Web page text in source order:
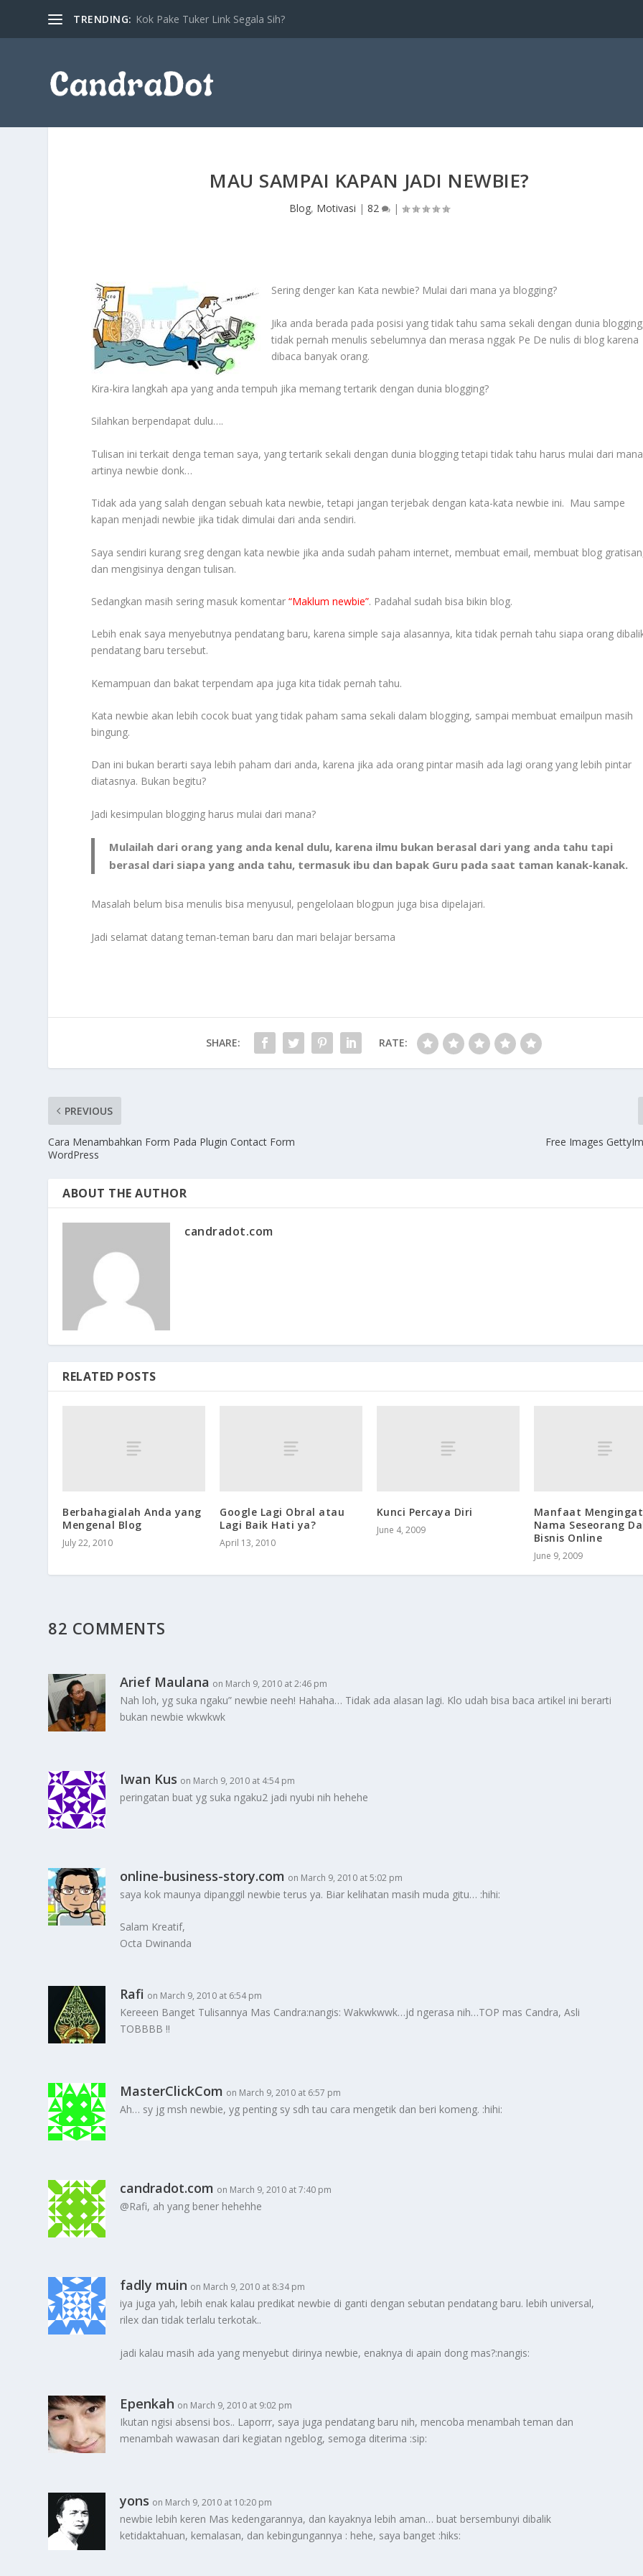
TRENDING: Kok Pake Tuker Link Segala Sih?
MAU SAMPAI KAPAN JADI NEWBIE?
Blog, Motivasi |82 |
Sering denger kan Kata newbie? Mulai dari mana ya blogging?
Jika anda berada pada posisi yang tidak tahu sama sekali dengan dunia
tidak pernah menulis sebelumnya dan merasa nggak Pe De nulis di blog karena
dibaca banyak orang.
Kira-kira langkah apa yang anda tempuh jika memang tertarik dengan dunia blogging?
Silahkan berpendapat dulu….
Tulisan ini terkait denga teman saya, yang tertarik sekali dengan dunia blogging tetapi tidak tahu harus mulai dari
artinya newbie donk…
Tidak ada yang salah dengan sebuah kata newbie, tetapi jangan terjebak dengan kata-kata newbie ini. Mau sampe
kapan menjadi newbie jika tidak dimulai dari anda sendiri.
Saya sendiri kurang sreg dengan kata newbie jika anda sudah paham internet, membuat email, membuat blog
dan mengisinya dengan tulisan.
Sedangkan masih sering masuk komentar“Maklum newbie”. Padahal sudah bisa bikin blog.
Lebih enak saya menyebutnya pendatang baru, karena simple saja alasannya, kita tidak pernah tahu siapa orang
pendatang baru tersebut.
Kemampuan dan bakat terpendam apa juga kita tidak pernah tahu.
Kata newbie akan lebih cocok buat yang tidak paham sama sekali dalam blogging, sampai membuat emailpun masih
bingung.
Dan ini bukan berarti saya lebih paham dari anda, karena jika ada orang pintar masih ada lagi orang yang lebih pintar
diatasnya. Bukan begitu?
Jadi kesimpulan blogging harus mulai dari mana?
Mulailah dari orang yang anda kenal dulu, karena ilmu bukan berasal dari yang anda tahu tapi
berasal dari siapa yang anda tahu, termasuk ibu dan bapak Guru pada saat taman kanak-kanak.
Masalah belum bisa menulis bisa menyusul, pengelolaan blogpun juga bisa dipelajari.
Jadi selamat datang teman-teman baru dan mari belajar bersama
SHARE: RATE:
PREVIOUS
Cara Menambahkan Form Pada Plugin Contact Form
WordPress
Free Images
ABOUT THE AUTHOR
candradot.com
RELATED POSTS
Berbahagialah Anda yang
Mengenal Blog
July 22, 2010
Google Lagi Obral atau
Lagi Baik Hati ya?
April 13, 2010
Kunci Percaya Diri
June 4, 2009
Manfaat Mengingat
Nama Seseorang
Bisnis Online
June 9, 2009
82 COMMENTS
Arief Maulana on March 9, 2010 at 2:46 pm
Nah loh, yg suka ngaku” newbie neeh! Hahaha… Tidak ada alasan lagi. Klo udah bisa baca artikel ini berarti
bukan newbie wkwkwk
Iwan Kus on March 9, 2010 at 4:54 pm
peringatan buat yg suka ngaku2 jadi nyubi nih hehehe
online-business-story.com on March 9, 2010 at 5:02 pm
saya kok maunya dipanggil newbie terus ya. Biar kelihatan masih muda gitu… :hihi:
Salam Kreatif,
Octa Dwinanda
Rafi on March 9, 2010 at 6:54 pm
Kereeen Banget Tulisannya Mas Candra:nangis: Wakwkwwk…jd ngerasa nih…TOP mas Candra, Asli
TOBBBB !!
MasterClickCom on March 9, 2010 at 6:57 pm
Ah… sy jg msh newbie, yg penting sy sdh tau cara mengetik dan beri komeng. :hihi:
candradot.com on March 9, 2010 at 7:40 pm
@Rafi, ah yang bener hehehhe
fadly muin on March 9, 2010 at 8:34 pm
iya juga yah, lebih enak kalau predikat newbie di ganti dengan sebutan pendatang baru. lebih universal,
rilex dan tidak terlalu terkotak..
jadi kalau masih ada yang menyebut dirinya newbie, enaknya di apain dong mas?:nangis:
Epenkah on March 9, 2010 at 9:02 pm
Ikutan ngisi absensi bos.. Laporrr, saya juga pendatang baru nih, mencoba menambah teman dan
menambah wawasan dari kegiatan ngeblog, semoga diterima :sip:
yons on March 9, 2010 at 10:20 pm
newbie lebih keren Mas kedengarannya, dan kayaknya lebih aman… buat bersembunyi dibalik
ketidaktahuan, kemalasan, dan kebingungannya : hehe, saya banget :hiks: